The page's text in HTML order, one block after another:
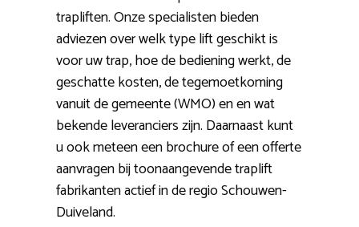
trapliften. Onze specialisten bieden
adviezen over welk type lift geschikt is
voor uw trap, hoe de bediening werkt, de
geschatte kosten, de tegemoetkoming
vanuit de gemeente (WMO) en en wat
bekende leveranciers zijn. Daarnaast kunt
u ook meteen een brochure of een offerte
aanvragen bij toonaangevende traplift
fabrikanten actief in de regio Schouwen-
Duiveland.